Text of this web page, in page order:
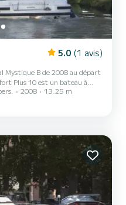
5.0 (1 avis)
Mystique B de 2008 au départ
Plus 10 est un bateau à
Ce bateau à moteur est
d'une semaine ou
de Douel...
2008 13.25 m